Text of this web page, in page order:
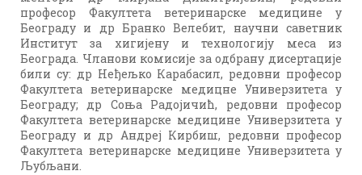
професор Факултета ветеринарске медицине у
Београду и др Бранко Велебит, научни саветник
Институт за хигијену и технологију меса из
Београда. Чланови комисије за одбрану дисертације
били су: др Неђељко Карабасил, редовни професор
Факултета ветеринарске медицне Универзитета у
Београду; др Соња Радојичић, редовни професор
Факултета ветеринарске медицине Универзитета у
Београду и др Андреј Кирбиш, редовни професор
Факултета ветеринарске медицине Универзитета у
Љубљани.